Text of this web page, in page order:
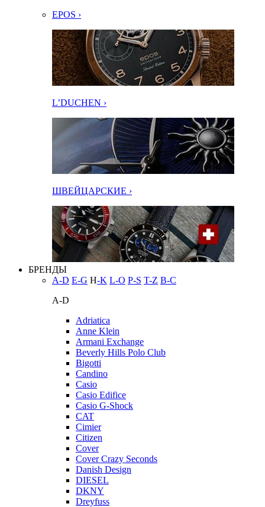
EPOS ›
L’DUCHEN ›
ШВЕЙЦАРСКИЕ ›
БРЕНДЫ
A-D E-G H-K L-O P-S T-Z В-С
A-D
Adriatica
Anne Klein
Armani Exchange
Beverly Hills Polo Club
Bigotti
Candino
Casio
Casio Edifice
Casio G-Shock
CAT
Cimier
Citizen
Cover
Cover Crazy Seconds
Danish Design
DIESEL
DKNY
Dreyfuss